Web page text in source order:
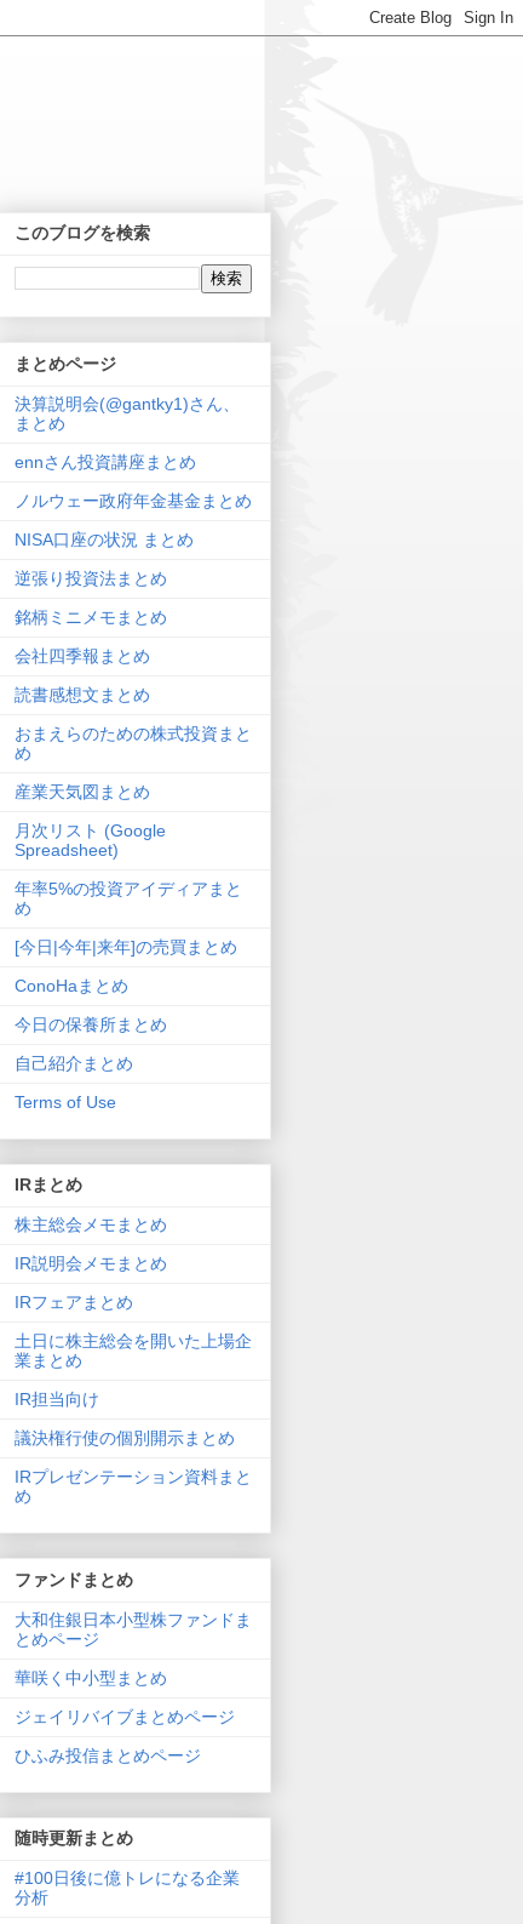
このブログを検索
まとめページ
決算説明会(@gantky1)さん、
まとめ
ennさん投資講座まとめ
ノルウェー政府年金基金まとめ
NISA口座の状況 まとめ
逆張り投資法まとめ
銘柄ミニメモまとめ
会社四季報まとめ
読書感想文まとめ
おまえらのための株式投資まと
め
産業天気図まとめ
月次リスト (Google
Spreadsheet)
年率5%の投資アイディアまと
め
[今日|今年|来年]の売買まとめ
ConoHaまとめ
今日の保養所まとめ
自己紹介まとめ
Terms of Use
IRまとめ
株主総会メモまとめ
IR説明会メモまとめ
IRフェアまとめ
土日に株主総会を開いた上場企
業まとめ
IR担当向け
議決権行使の個別開示まとめ
IRプレゼンテーション資料まと
め
ファンドまとめ
大和住銀日本小型株ファンドま
とめページ
華咲く中小型まとめ
ジェイリバイブまとめページ
ひふみ投信まとめページ
随時更新まとめ
#100日後に億トレになる企業
分析